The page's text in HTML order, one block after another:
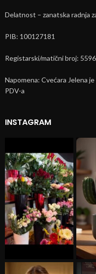
Delatnost – zanatska radnja
PIB: 100127181
Registarski/matični broj:
Napomena: Cvećara Jelena
PDV-a
INSTAGRAM